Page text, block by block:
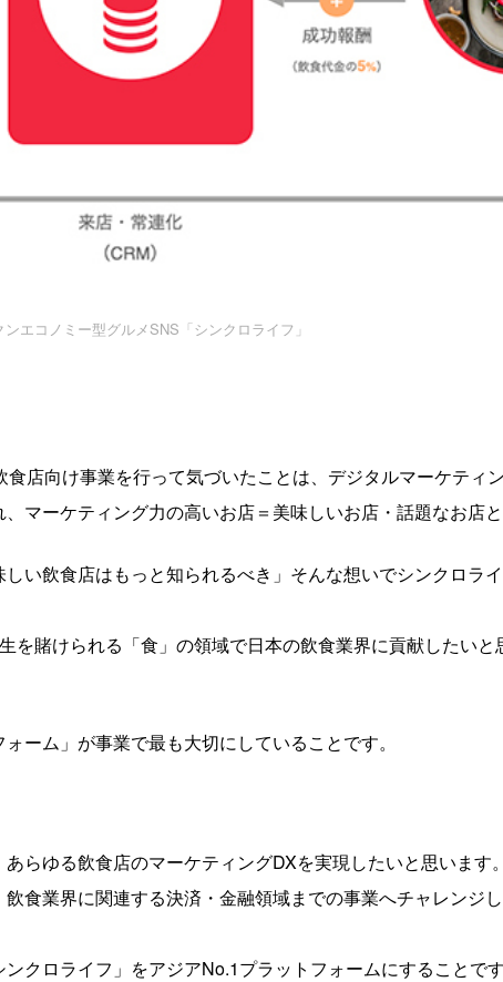
ンエコノミー型グルメSNS「シンクロライフ」
店向け事業を行って気づいたことは、デジタルマーケティ
マーケティング力の高いお店＝美味しいお店・話題なお店と
い飲食店はもっと知られるべき」そんな想いでシンクロラ
を賭けられる「食」の領域で日本の飲食業界に貢献したいと
ーム」が事業で最も大切にしていることです。
らゆる飲食店のマーケティングDXを実現したいと思います。
食業界に関連する決済・金融領域までの事業へチャレンジ
クロライフ」をアジアNo.1プラットフォームにすることです